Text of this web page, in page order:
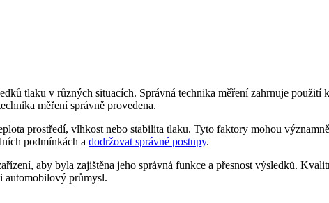
tlaku v různých situacích. Správná technika měření zahrnuje
měření správně provedena.
prostředí, vlhkost nebo stabilita tlaku. Tyto faktory mohou
podmínkách a dodržovat správné postupy.
aby byla zajištěna jeho správná funkce a přesnost výsledků.
automobilový průmysl.